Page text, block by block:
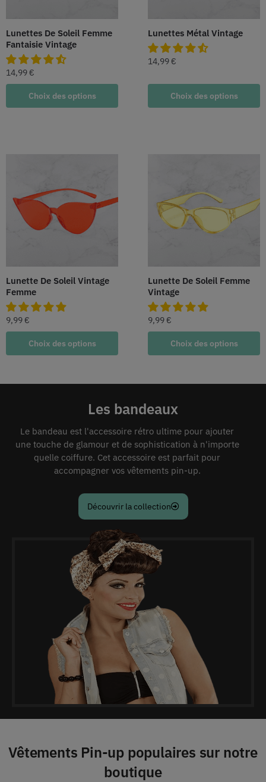
Lunettes De Soleil Femme
Fantaisie Vintage
14,99 €
Choix des options
Lunettes Métal Vintage
14,99 €
Choix des options
Lunette De Soleil Vintage
Femme
9,99 €
Choix des options
Lunette De Soleil Femme
Vintage
9,99 €
Choix des options
Les bandeaux
Le bandeau est l'accessoire rétro ultime pour ajouter
une touche de glamour et de sophistication à n'importe
quelle coiffure. Cet accessoire est parfait pour
accompagner vos vêtements pin-up.
Découvrir la collection
Vêtements Pin-up populaires sur notre
boutique